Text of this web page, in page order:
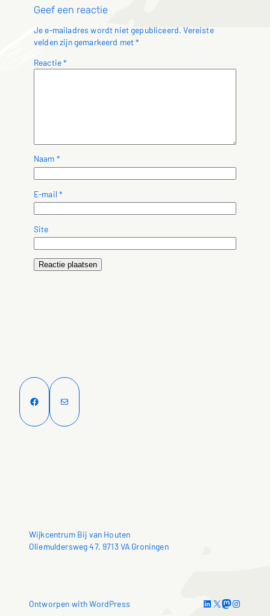
Geef een reactie
Je e-mailadres wordt niet gepubliceerd. Vereiste
velden zijn gemarkeerd met*
Reactie*
Naam *
E-mail*
Site
Facebook E-mail
Wijkcentrum Bij van Houten
Oliemuldersweg 47, 9713 VA Groningen
Ontworpen with WordPress LinkedIn X Mastodon Instagram